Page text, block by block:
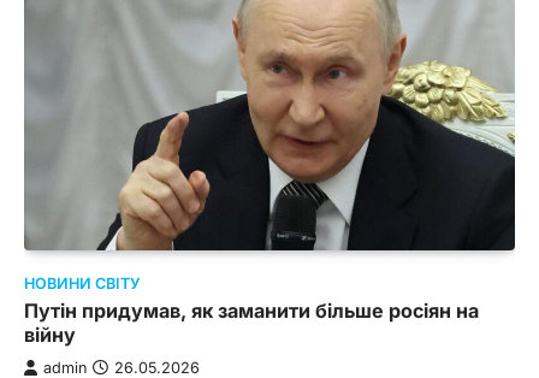
НОВИНИ СВІТУ
Путін придумав, як заманити більше росіян на
війну
admin 26.05.2026